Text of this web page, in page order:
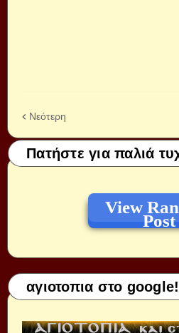
Νεότερη
Πατήστε για παλιά
View
Post
αγιοτοπια στο google!